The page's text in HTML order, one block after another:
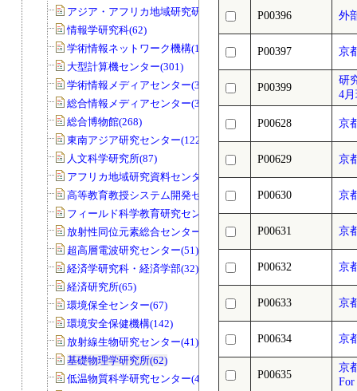
アジア・アフリカ地域研究研究科(33)
情報学研究科(62)
学術情報ネットワーク機構(11)
大型計算機センター(301)
学術情報メディアセンター(39)
総合情報メディアセンター(33)
総合博物館(268)
東南アジア研究センター(122)
人文科学研究所(87)
アフリカ地域研究資料センター(79)
高等教育教授システム開発センター(32)
フィールド科学教育研究センター(169)
放射性同位元素総合センター(83)
超高層電波研究センター(51)
経済学研究科・経済学部(32)
経済研究所(65)
環境保全センター(67)
環境安全保健機構(142)
放射線生物研究センター(41)
基礎物理学研究所(62)
低温物質科学研究センター(45)
P00396 外
P00397 京
P00399
研
4
P00628 京
P00629 京
P00630 京
P00631 京
P00632 京
P00633 京
P00634 京
P00635
京